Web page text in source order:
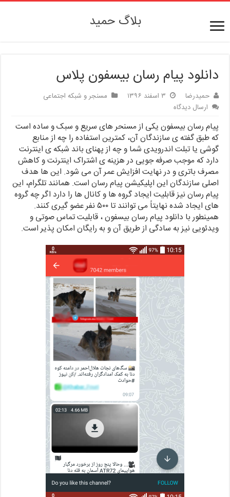
بلاگ حمید
دانلود پیام رسان بیسفون پلاس
حمیدرضا ۳ اسفند ۱۳۹۶
مسنجر و شبکه اجتماعی
ارسال دیدگاه
پیام رسان بیسفون یکی از مسنحر های سریع و سبک و ساده است
که طبق گفته ی سازندگان آن، کمترین استفاده را چه از منابع
گوشی یا تبلت اندرویدی شما و چه از پهنای باند شبکه ی اینترنت
دارد که موجب صرفه جویی در هزینه ی اشتراک اینترنت و کاهش
مصرف باتری و در نهایت افزایش عمر آن می شود. این ها هدف
اصلی سازندگان این اپلیکیشن پیام رسان است. همانند تلگرام، این
پیام رسان نیز قابلیت ایجاد گروه ها و کانال ها را دارد اگر چه گروه
های ایجاد شده نهایتاً می توانند تا ۵۰۰ نفر عضو گیری کنند.
همینطور با دانلود پیام رسان بیسفون ، قابلیت تماس صوتی و
ویدئویی نیز به سادگی از طریق آن و به رایگان امکان پذیر است.